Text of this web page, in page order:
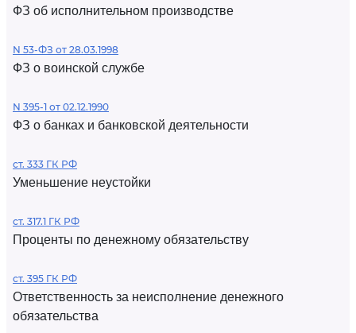
ФЗ об исполнительном производстве
N 53-ФЗ от 28.03.1998
ФЗ о воинской службе
N 395-1 от 02.12.1990
ФЗ о банках и банковской деятельности
ст. 333 ГК РФ
Уменьшение неустойки
ст. 317.1 ГК РФ
Проценты по денежному обязательству
ст. 395 ГК РФ
Ответственность за неисполнение денежного
обязательства